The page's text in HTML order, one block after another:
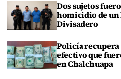
Dos sujetos
homicidio de un
Divisadero
Policía recupera
efectivo que
en Chalchuapa